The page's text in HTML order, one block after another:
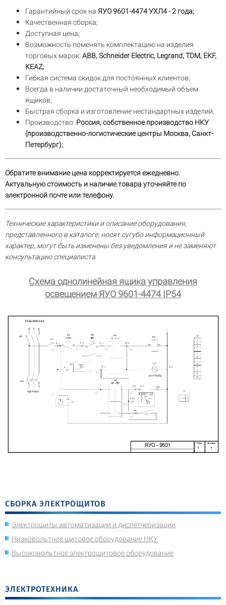
СБОРКА ЭЛЕКТРОЩИТОВ
Электрощиты автоматизации и диспетчеризации
Низковольтное щитовое оборудование НКУ
Высоковольтное электрощитовое оборудование
ЭЛЕКТРОТЕХНИКА
Гарантийный срок на ЯУО 9601-4474 УХЛ4 - 2 года;
Качественная сборка;
Доступная цена;
Возможность поменять комплектацию на изделия
торговых марок: ABB, Schneider Electric, Legrand, TDM, EKF,
KEAZ;
Гибкая система скидок для постоянных клиентов;
Всегда в наличии достаточный необходимый объем
ящиков;
Быстрая сборка и изготовление нестандартных изделий;
Производство: Россия, собственное производство НКУ
(производственно-логистические центры Москва, Санкт-
Петербург);
Обратите внимание цена корректируется ежедневно.
Актуальную стоимость и наличие товара уточняйте по
электронной почте или телефону.
Технические характеристики и описание оборудования,
представленного в каталоге, носят сугубо информационный
характер, могут быть изменены без уведомления и не заменяют
консультацию специалиста.
Схема однолинейная ящика управления
освещением ЯУО 9601-4474 IP54